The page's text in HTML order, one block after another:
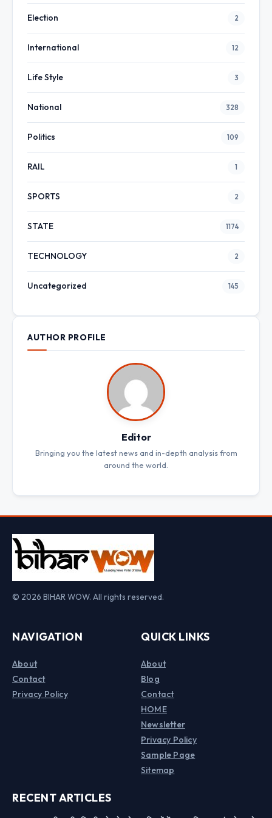
Election 2
International 12
Life Style 3
National 328
Politics 109
RAIL 1
SPORTS 2
STATE 1174
TECHNOLOGY 2
Uncategorized 145
AUTHOR PROFILE
Editor
Bringing you the latest news and in-depth analysis from
around the world.
© 2026 BIHAR WOW. All rights reserved.
NAVIGATION
About
Contact
Privacy Policy
QUICK LINKS
About
Blog
Contact
HOME
Newsletter
Privacy Policy
Sample Page
Sitemap
RECENT ARTICLES